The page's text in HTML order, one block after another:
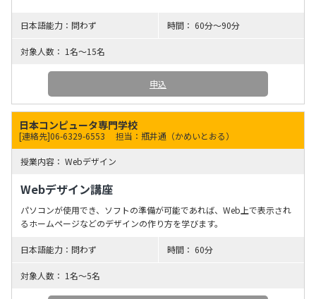
問わず 60分〜90分
1名～15名
申込
日本コンピュータ専門学校
[連絡先]06-6329-6553 担当：瓶井通（かめいとおる）
Webデザイン
Webデザイン講座
パソコンが使用でき、ソフトの準備が可能であれば、Web上で表示され
るホームページなどのデザインの作り方を学びます。
問わず 60分
1名～5名